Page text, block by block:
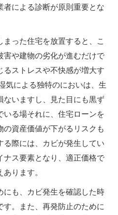
者による診断が原則重要とな
まった住宅を放置すると、こ
害や建物の劣化が進むだけで
るストレスや不快感が増大す
気による独特のにおいは、生
ないますし、見た目にも黒ず
いる場それに、住宅ローンを
資産価値が下がるリスクも
る際には、カビが発生してい
ナス要素となり、適正価格で
ります。
にも、カビ発生を確認した時
す。また、再発防止のために